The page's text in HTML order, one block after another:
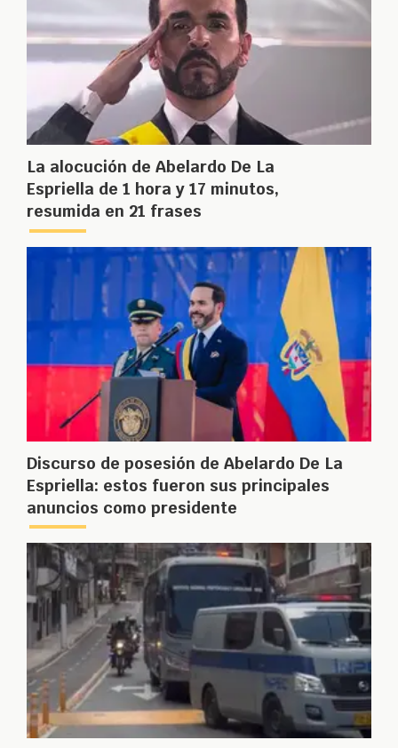
La alocución de Abelardo De La
Espriella de 1 hora y 17 minutos,
resumida en 21 frases
Discurso de posesión de Abelardo De La
Espriella: estos fueron sus principales
anuncios como presidente